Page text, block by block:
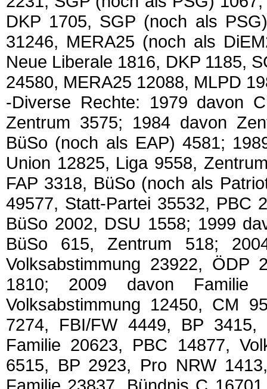
DKP 1705, SGP (noch als
31246, MERA25 (noch als
Neue Liberale 1816, DKP 1185,
24580, MERA25 12088, MLPD
-Diverse Rechte: 1979 davon
Zentrum 3575; 1984 davon
BüSo (noch als EAP) 4581;
Union 12825, Liga 9558,
FAP 3318, BüSo (noch als
49577, Statt-Partei 35532, PBC
BüSo 2002, DSU 1558; 1999
BüSo 615, Zentrum 518;
Volksabstimmung 23922, ÖDP
1810; 2009 davon Familie
Volksabstimmung 12450, CM
7274, FBI/FW 4449, BP
Familie 20623, PBC 14877,
6515, BP 2923, Pro NRW